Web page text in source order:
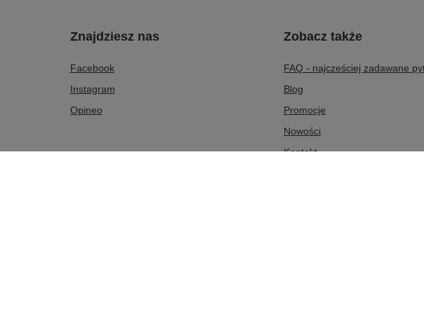
Znajdziesz nas
Facebook
Instagram
Opineo
Zobacz także
FAQ - najcześciej zadawane
Blog
Promocje
Nowości
Kontakt